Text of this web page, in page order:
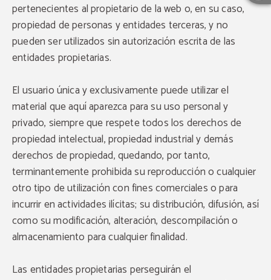
pertenecientes al propietario de la web o, en su caso,
propiedad de personas y entidades terceras, y no
pueden ser utilizados sin autorización escrita de las
entidades propietarias.
El usuario única y exclusivamente puede utilizar el
material que aquí aparezca para su uso personal y
privado, siempre que respete todos los derechos de
propiedad intelectual, propiedad industrial y demás
derechos de propiedad, quedando, por tanto,
terminantemente prohibida su reproducción o cualquier
otro tipo de utilización con fines comerciales o para
incurrir en actividades ilícitas; su distribución, difusión, así
como su modificación, alteración, descompilación o
almacenamiento para cualquier finalidad.
Las entidades propietarias perseguirán el